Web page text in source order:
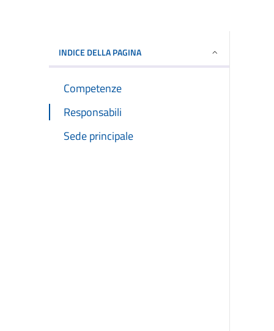
INDICE DELLA PAGINA
Competenze
Responsabili
Sede principale